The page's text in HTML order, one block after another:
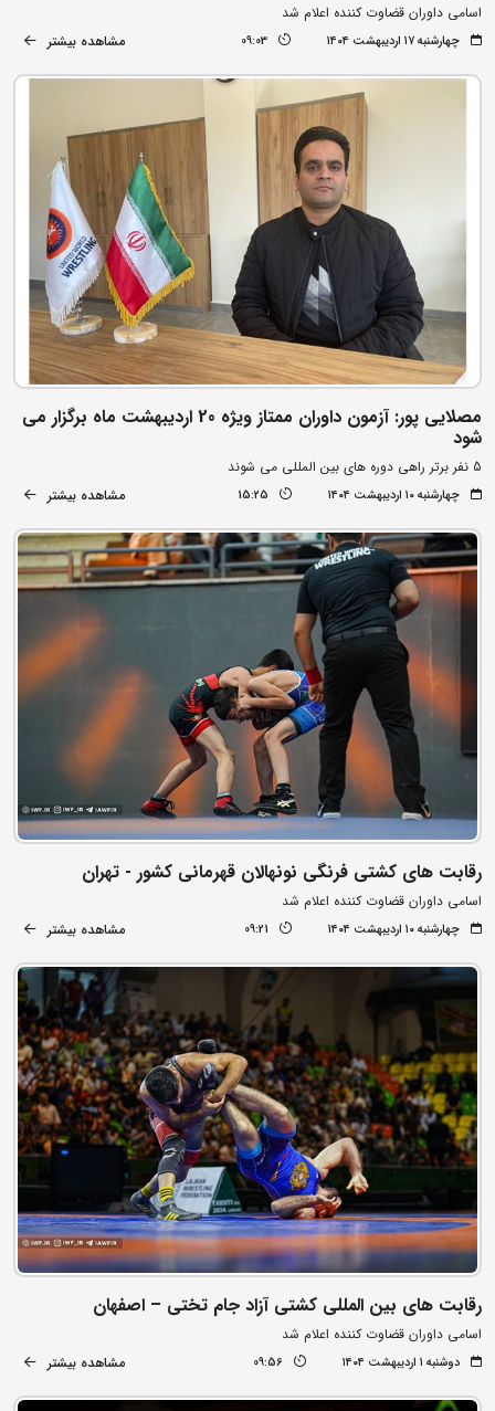
اسامی داوران قضاوت کننده اعلام شد
چهارشنبه ۱۷ اردیبهشت ۱۴۰۴ 09:03 مشاهده بیشتر
مصلایی پور: آزمون داوران ممتاز ویژه 20 اردیبهشت ماه برگزار می
شود
5 نفر برتر راهی دوره های بین المللی می شوند
چهارشنبه ۱۰ اردیبهشت ۱۴۰۴ 15:25 مشاهده بیشتر
رقابت های کشتی فرنگی نونهالان قهرمانی کشور - تهران
اسامی داوران قضاوت کننده اعلام شد
چهارشنبه ۱۰ اردیبهشت ۱۴۰۴ 09:21 مشاهده بیشتر
رقابت های بین المللی کشتی آزاد جام تختی – اصفهان
اسامی داوران قضاوت کننده اعلام شد
دوشنبه ۱ اردیبهشت ۱۴۰۴ 09:56 مشاهده بیشتر